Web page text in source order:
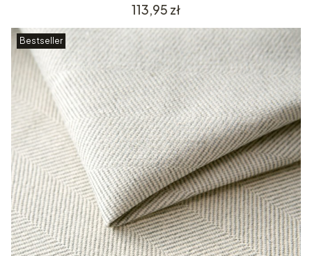
Cena
113,95 zł
Bestseller